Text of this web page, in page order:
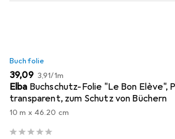
Buchfolie
EUR
39,09 EUR
3,91/1m
Elba Buchschutz-Folie "Le Bon Elève",
transparent, zum Schutz von Büchern
10 m x 46.20 cm